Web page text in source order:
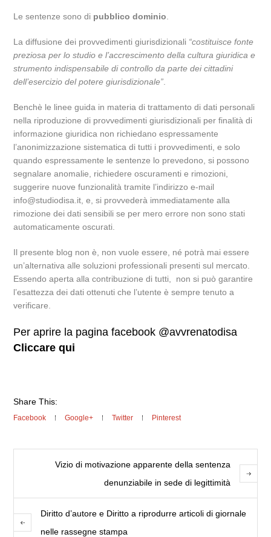
Le sentenze sono di pubblico dominio
La diffusione dei provvedimenti giurisdizionali “costituisce fonte
preziosa per lo studio e l’accrescimento della cultura giuridica e
strumento indispensabile di controllo da parte dei cittadini
dell’esercizio del potere giurisdizionale”
Benchè le linee guida in materia di trattamento di dati personali
nella riproduzione di provvedimenti giurisdizionali per finalità di
informazione giuridica non richiedano espressamente
l’anonimizzazione sistematica di tutti i provvedimenti, e solo
quando espressamente le sentenze lo prevedono, si possono
segnalare anomalie, richiedere oscuramenti e rimozioni,
suggerire nuove funzionalità tramite l’indirizzo e-mail
info@studiodisa.it, e, si provvederà immediatamente alla
rimozione dei dati sensibili se per mero errore non sono stati
automaticamente oscurati.
Il presente blog non è, non vuole essere, né potrà mai essere
un’alternativa alle soluzioni professionali presenti sul mercato.
Essendo aperta alla contribuzione di tutti, non si può garantire
l’esattezza dei dati ottenuti che l’utente è sempre tenuto a
verificare.
Per aprire la pagina facebook @avvrenatodisa
Cliccare qui
Share This:
Facebook Google+ Twitter Pinterest
Vizio di motivazione apparente della sentenza
denunziabile in sede di legittimità
Diritto d’autore e Diritto a riprodurre articoli di giornale
nelle rassegne stampa